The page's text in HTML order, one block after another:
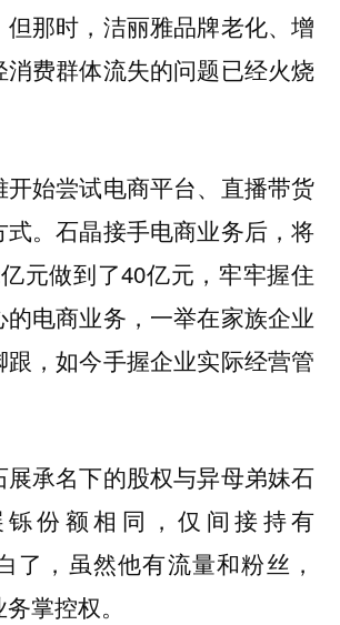
但那时，洁丽雅品牌老化、增
费群体流失的问题已经火烧
开始尝试电商平台、直播带货
。石晶接手电商业务后，将
元做到了40亿元，牢牢握住
的电商业务，一举在家族企业
跟，如今手握企业实际经营管
承名下的股权与异母弟妹石
份额相同，仅间接持有
了，虽然他有流量和粉丝，
掌控权。